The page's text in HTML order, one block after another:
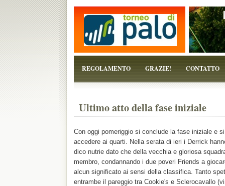
REGOLAMENTO GRAZIE! CONTATTO
Ultimo atto della fase iniziale
Con oggi pomeriggio si conclude la fase iniziale e
accedere ai quarti. Nella serata di ieri i Derrick
dico nutrie dato che della vecchia e gloriosa
membro, condannando i due poveri Friends a
alcun significato ai sensi della classifica. Tanto
entrambe il pareggio tra Cookie's e Sclerocavallo